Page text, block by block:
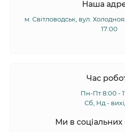
Наша
м. Світловодськ, вул.
17:00
Час
Пн-Пт 8:00 -
Сб, Нд -
Ми в